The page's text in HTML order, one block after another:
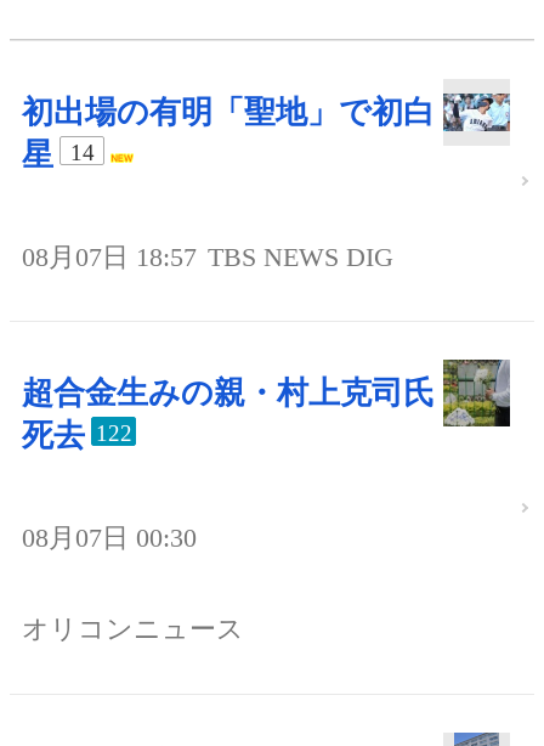
初出場の有明「聖地」で初白
星
14
08月07日 18:57 TBS NEWS DIG
超合金生みの親・村上克司氏
死去 122
08月07日 00:30
オリコンニュース